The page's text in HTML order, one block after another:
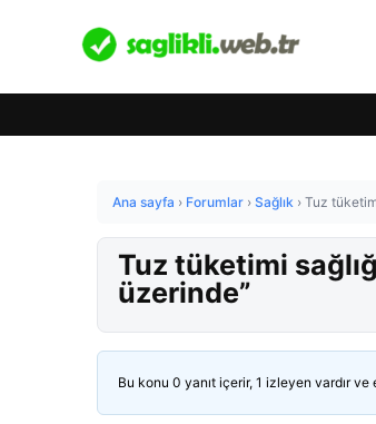
Ana sayfa › Forumlar › Sağlık › Tuz
Tuz tüketimi
üzerinde”
Bu konu 0 yanıt içerir, 1 izleyen vardır ve